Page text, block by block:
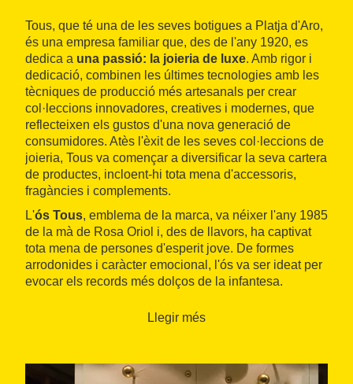
Tous, que té una de les seves botigues a Platja d'Aro,
és una empresa familiar que, des de l'any 1920, es
dedica a una passió: la joieria de luxe. Amb rigor i
dedicació, combinen les últimes tecnologies amb les
tècniques de producció més artesanals per crear
col·leccions innovadores, creatives i modernes, que
reflecteixen els gustos d'una nova generació de
consumidores. Atès l'èxit de les seves col·leccions de
joieria, Tous va començar a diversificar la seva cartera
de productes, incloent-hi tota mena d'accessoris,
fragàncies i complements.
L'ós Tous, emblema de la marca, va néixer l'any 1985
de la mà de Rosa Oriol i, des de llavors, ha captivat
tota mena de persones d'esperit jove. De formes
arrodonides i caràcter emocional, l'ós va ser ideat per
evocar els records més dolços de la infantesa.
Llegir més